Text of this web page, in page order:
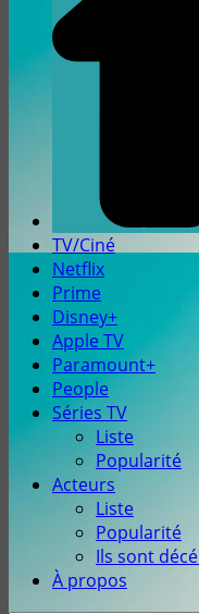
TV/Ciné
Netflix
Prime
Disney+
Apple TV
Paramount+
People
Séries TV
Liste
Popularité
Acteurs
Liste
Popularité
Ils sont
À propos